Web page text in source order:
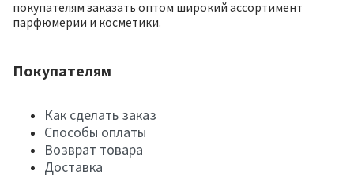
покупателям заказать оптом широкий ассортимент
парфюмерии и косметики.
Покупателям
Как сделать заказ
Способы оплаты
Возврат товара
Доставка